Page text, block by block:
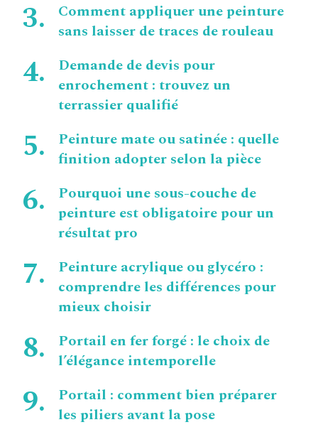
Comment appliquer une peinture
sans laisser de traces de rouleau
Demande de devis pour
enrochement : trouvez un
terrassier qualifié
Peinture mate ou satinée : quelle
finition adopter selon la pièce
Pourquoi une sous-couche de
peinture est obligatoire pour un
résultat pro
Peinture acrylique ou glycéro :
comprendre les différences pour
mieux choisir
Portail en fer forgé : le choix de
l’élégance intemporelle
Portail : comment bien préparer
les piliers avant la pose